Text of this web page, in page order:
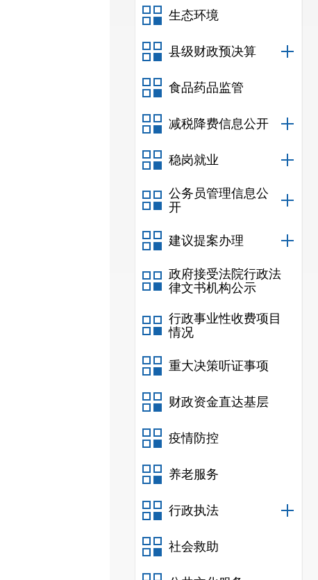
生态环境
县级财政预决算
食品药品监管
减税降费信息公开
稳岗就业
公务员管理信息公
开
建议提案办理
政府接受法院行政法
律文书机构公示
行政事业性收费项目
情况
重大决策听证事项
财政资金直达基层
疫情防控
养老服务
行政执法
社会救助